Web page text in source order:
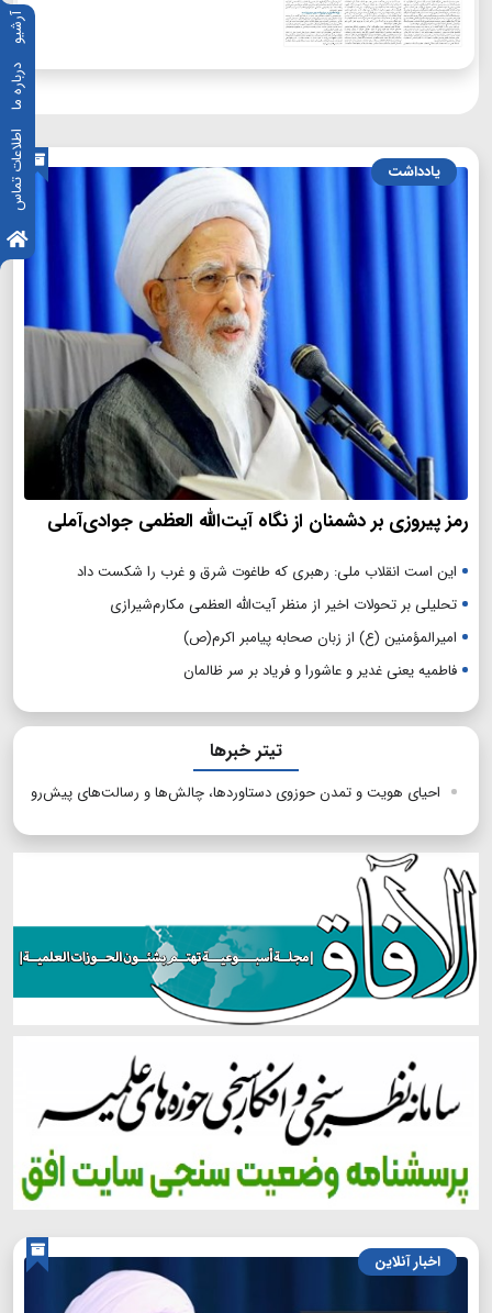
آرشیو
درباره ما
اطلاعات تماس یادداشت
رمز پیروزی بر دشمنان از نگاه آیت‌الله العظمی جوادی‌آملی
این است انقلاب ملی: رهبری که طاغوت شرق و غرب را شکست داد
تحلیلی بر تحولات اخیر از منظر آیت‌الله العظمی مکارم‌شیرازی
امیرالمؤمنین (ع) از زبان صحابه پیامبر اکرم(ص)
فاطمیه یعنی غدیر و عاشورا و فریاد بر سر ظالمان
تیتر خبرها
احیای هویت و تمدن حوزوی دستاوردها، چالش‌ها و رسالت‌های پیش‌رو
اخبار آنلاین